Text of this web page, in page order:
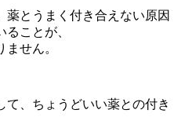
とうまく付き合えない原因
ことが、
せん。
、ちょうどいい薬との付き